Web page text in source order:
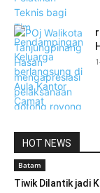
HOT NEWS
Batam
Tiwik Dilantik jadi